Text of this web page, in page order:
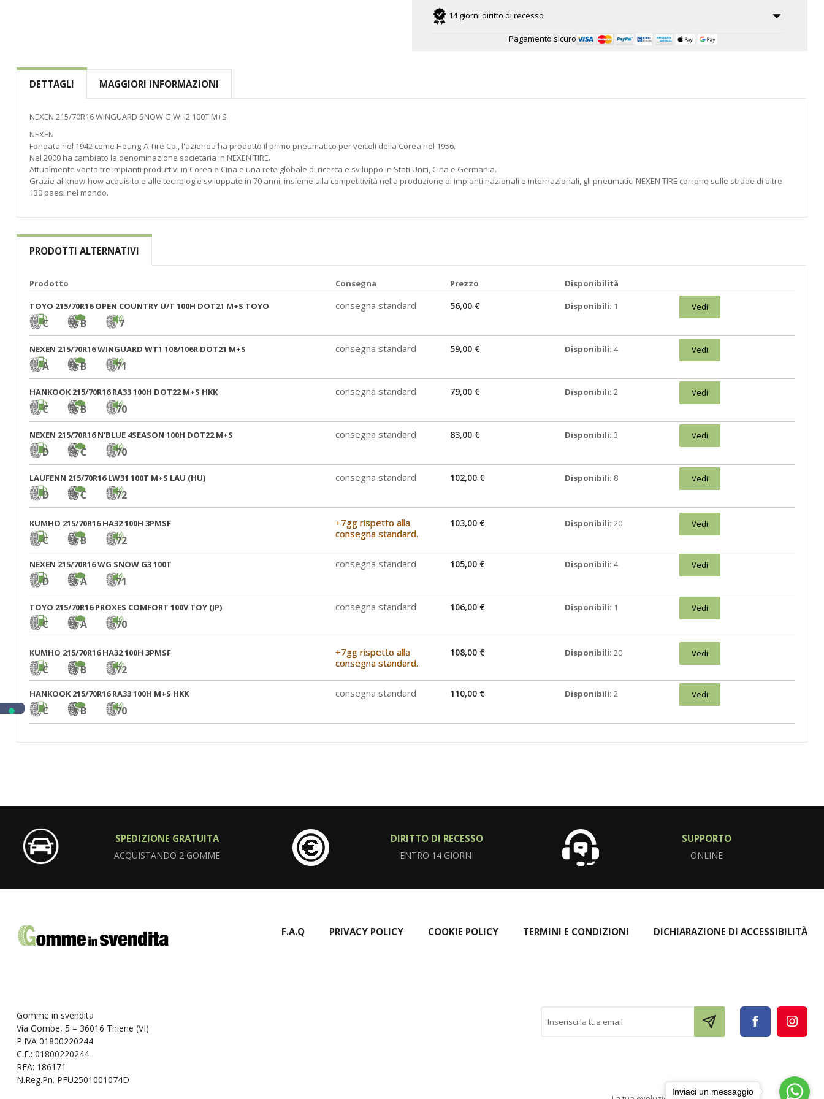
14 giorni diritto di recesso
Pagamento sicuro
DETTAGLI MAGGIORI INFORMAZIONI
NEXEN 215/70R16 WINGUARD SNOW G WH2 100T M+S
NEXEN
Fondata nel 1942 come Heung-A Tire Co., l'azienda ha prodotto il primo pneumatico per veicoli della Corea nel 1956.
Nel 2000 ha cambiato la denominazione societaria in NEXEN TIRE.
Attualmente vanta tre impianti produttivi in Corea e Cina e una rete globale di ricerca e sviluppo in Stati Uniti, Cina e Germania.
Grazie al know-how acquisito e alle tecnologie sviluppate in 70 anni, insieme alla competitività nella produzione di impianti nazionali e internazionali, gli pneumatici NEXEN TIRE corrono sulle strade di oltre
130 paesi nel mondo.
PRODOTTI ALTERNATIVI
Prodotto Consegna Prezzo Disponibilità
TOYO 215/70R16 OPEN COUNTRY U/T 100H DOT21 M+S TOYO
C B 7
consegna standard 56,00 € Disponibili: 1 Vedi
NEXEN 215/70R16 WINGUARD WT1 108/106R DOT21 M+S
A B 71
consegna standard 59,00 € Disponibili: 4 Vedi
HANKOOK 215/70R16 RA33 100H DOT22 M+S HKK
C B 70
consegna standard 79,00 € Disponibili: 2 Vedi
NEXEN 215/70R16 N'BLUE 4SEASON 100H DOT22 M+S
D C 70
consegna standard 83,00 € Disponibili: 3 Vedi
LAUFENN 215/70R16 LW31 100T M+S LAU (HU)
D C 72
consegna standard 102,00 € Disponibili: 8 Vedi
KUMHO 215/70R16 HA32 100H 3PMSF
C B 72
+7gg rispetto alla
consegna standard.
103,00 € Disponibili: 20 Vedi
NEXEN 215/70R16 WG SNOW G3 100T
D A 71
consegna standard 105,00 € Disponibili: 4 Vedi
TOYO 215/70R16 PROXES COMFORT 100V TOY (JP)
C A 70
consegna standard 106,00 € Disponibili: 1 Vedi
KUMHO 215/70R16 HA32 100H 3PMSF
C B 72
+7gg rispetto alla
consegna standard.
108,00 € Disponibili: 20 Vedi
HANKOOK 215/70R16 RA33 100H M+S HKK
C B 70
consegna standard 110,00 € Disponibili: 2 Vedi
SPEDIZIONE GRATUITA
ACQUISTANDO 2 GOMME
DIRITTO DI RECESSO
ENTRO 14 GIORNI
SUPPORTO
ONLINE
F.A.Q PRIVACY POLICY COOKIE POLICY TERMINI E CONDIZIONI DICHIARAZIONE DI ACCESSIBILITÀ
Gomme in svendita
Via Gombe, 5 – 36016 Thiene (VI)
P.IVA 01800220244
C.F.: 01800220244
REA: 186171
N.Reg.Pn. PFU2501001074D
Inviaci un messaggio